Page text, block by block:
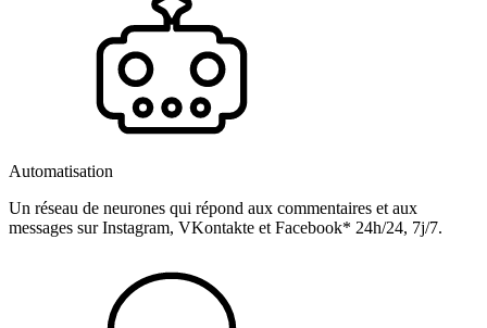
Automatisation
Un réseau de neurones qui répond aux commentaires et aux
messages sur Instagram, VKontakte et Facebook* 24h/24, 7j/7.